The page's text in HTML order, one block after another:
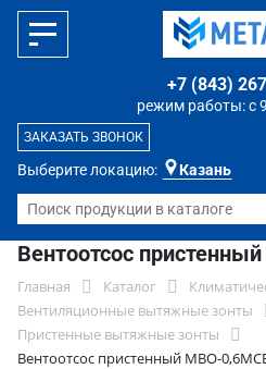
Выберите локацию: Казань
режим работы: с
+7 (843)
ЗАКАЗАТЬ ЗВОНОК
Вентоотсос
Главная Каталог
Вентиляционные вытяжные зонты
Пристенные вытяжные зонты
Вентоотсос пристенный МВО-